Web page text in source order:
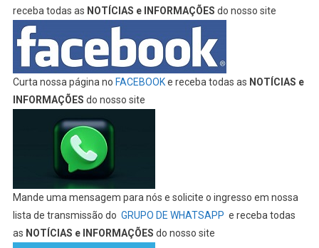
receba todas as NOTÍCIAS e INFORMAÇÕES do nosso site
Curta nossa página no FACEBOOKe receba todas as NOTÍCIAS e
INFORMAÇÕES do nosso site
Mande uma mensagem para nós e solicite o ingresso em nossa
lista de transmissão do GRUPO DE WHATSAPP e receba todas
as NOTÍCIAS e INFORMAÇÕES do nosso site